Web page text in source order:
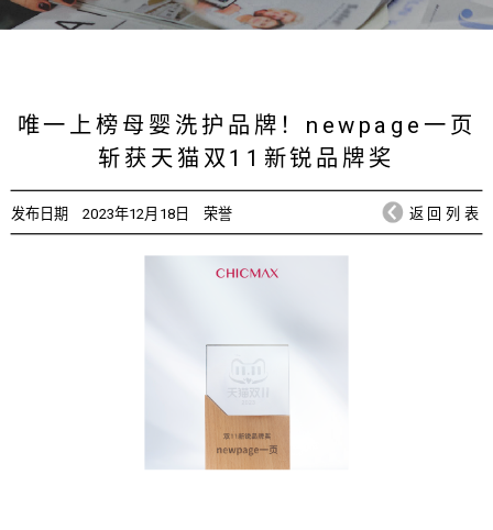
唯一上榜母婴洗护品牌！newpage一页
斩获天猫双11新锐品牌奖
发布日期 2023年12月18日 荣誉 返回列表